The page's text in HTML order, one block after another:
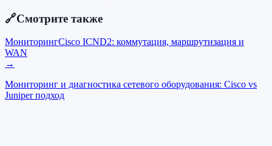
🔗Смотрите также
МониторингCisco ICND2: коммутация, маршрутизация и
WAN
→
Мониторинг и диагностика сетевого оборудования: Cisco vs
Juniper подход